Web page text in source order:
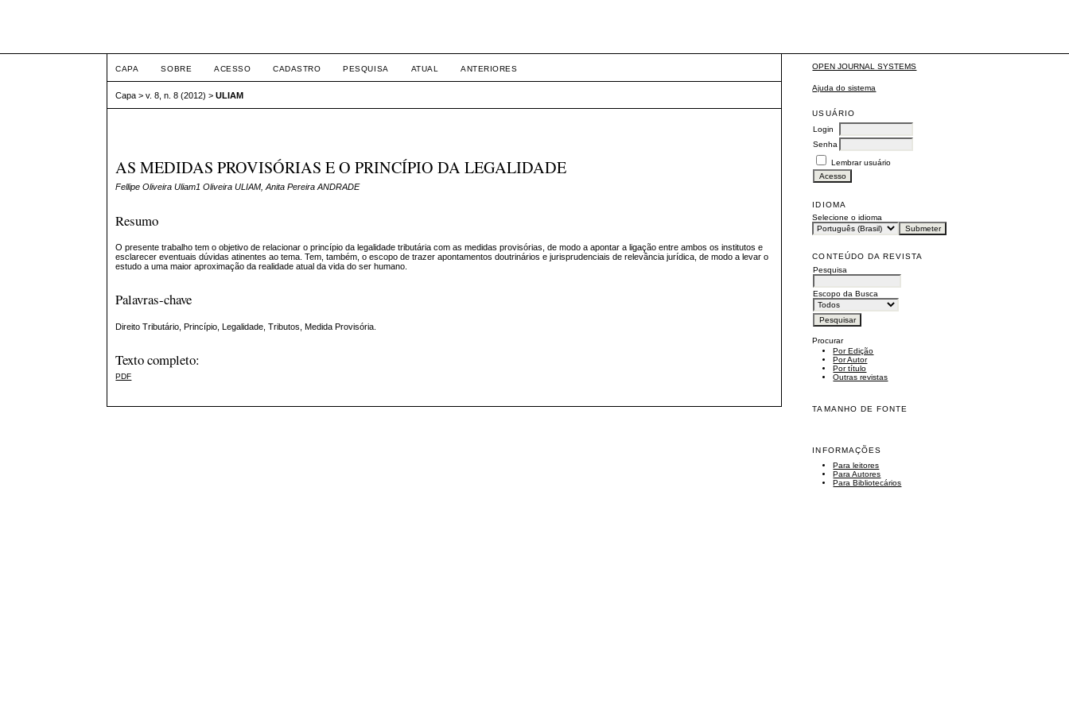
OPEN JOURNAL SYSTEMS
Ajuda do sistema
USUÁRIO
Login
Senha
Lembrar usuário
IDIOMA
Selecione o idioma
CONTEÚDO DA REVISTA
Pesquisa
Escopo da Busca
Procurar
Por Edição
Por Autor
Por título
Outras revistas
TAMANHO DE FONTE
INFORMAÇÕES
Para leitores
Para Autores
Para Bibliotecários
CAPA SOBRE ACESSO CADASTRO PESQUISA ATUAL ANTERIORES
Capa >v. 8, n. 8 (2012) >ULIAM
AS MEDIDAS PROVISÓRIAS E O PRINCÍPIO DA LEGALIDADE
Fellipe Oliveira Uliam1 Oliveira ULIAM, Anita Pereira ANDRADE
Resumo
O presente trabalho tem o objetivo de relacionar o princípio da legalidade tributária com as medidas provisórias, de modo a apontar a ligação entre ambos os institutos e
esclarecer eventuais dúvidas atinentes ao tema. Tem, também, o escopo de trazer apontamentos doutrinários e jurisprudenciais de relevância jurídica, de modo a levar o
estudo a uma maior aproximação da realidade atual da vida do ser humano.
Palavras-chave
Direito Tributário, Princípio, Legalidade, Tributos, Medida Provisória.
Texto completo:
PDF